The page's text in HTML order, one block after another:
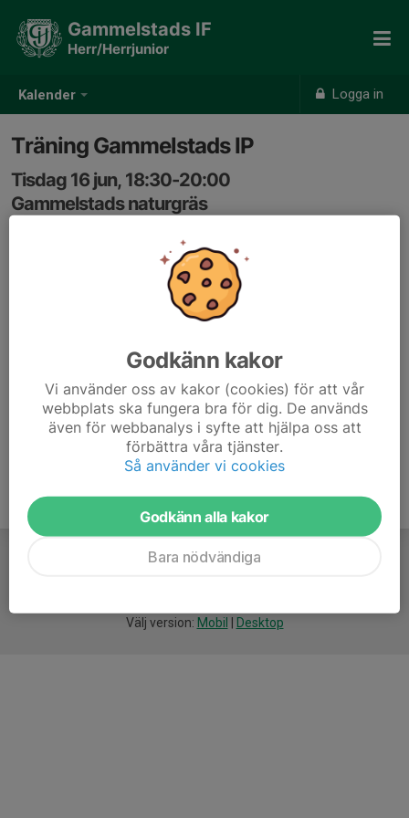
Kalender Logga in
Gammelstads IF
Herr/Herrjunior
Träning Gammelstads IP
Tisdag 16 jun, 18:30-20:00
Gammelstads naturgräs
Samling: 18:20, Omklädningsrum #5 Kansliet
Välj version: Mobil Desktop
Godkänn kakor
Vi använder oss av kakor (cookies) för att vår
webbplats ska fungera bra för dig. De används
även för webbanalys i syfte att hjälpa oss att
förbättra våra tjänster.
Så använder vi cookies
Godkänn alla kakor
Bara nödvändiga